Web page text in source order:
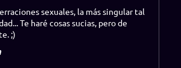
sexuales, la más singular tal
Te haré cosas sucias, pero de
;)